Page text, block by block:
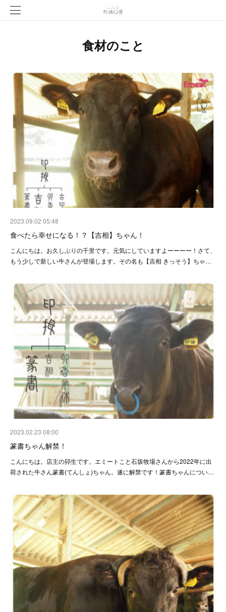
食材のこと
2023.09.02 05:48
食べたら幸せになる！？【吉相】ちゃん！
こんにちは。お久しぶりの千里です。元気にしていますよーーーー！さて、
もう少しで新しい牛さんが登場します。その名も【吉相 きっそう】ちゃ…
2023.02.23 08:00
篆書ちゃん解禁！
こんにちは。店主の卯生です。エミートこと石坂牧場さんから2022年に出
荷された牛さん篆書(てんしょ)ちゃん。遂に解禁です！篆書ちゃんについ…